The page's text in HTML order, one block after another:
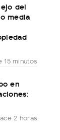
del
media
15 minutos
en
2 horas